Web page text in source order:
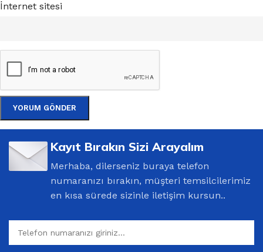
İnternet sitesi
Kayıt Bırakın Sizi Arayalım
Merhaba, dilerseniz buraya telefon
numaranızı bırakın, müşteri temsilcilerimiz
en kısa sürede sizinle iletişim kursun..